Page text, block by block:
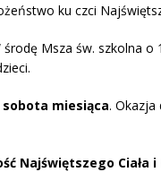
ku czci
środę Msza św. szkolna o
miesiąca. Okazja
Najświętszego Ciała i